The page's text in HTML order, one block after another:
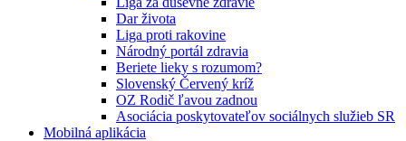
Dar života
Liga proti rakovine
Národný portál zdravia
Beriete lieky s rozumom?
Slovenský Červený kríž
OZ Rodič ľavou zadnou
Asociácia poskytovateľov sociálnych služieb SR
Mobilná aplikácia